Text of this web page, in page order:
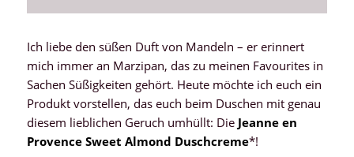
Ich liebe den süßen Duft von Mandeln – er erinnert
mich immer an Marzipan, das zu meinen Favourites in
Sachen Süßigkeiten gehört. Heute möchte ich euch ein
Produkt vorstellen, das euch beim Duschen mit genau
diesem lieblichen Geruch umhüllt: DieJeanne en
Provence Sweet Almond Duschcreme*!